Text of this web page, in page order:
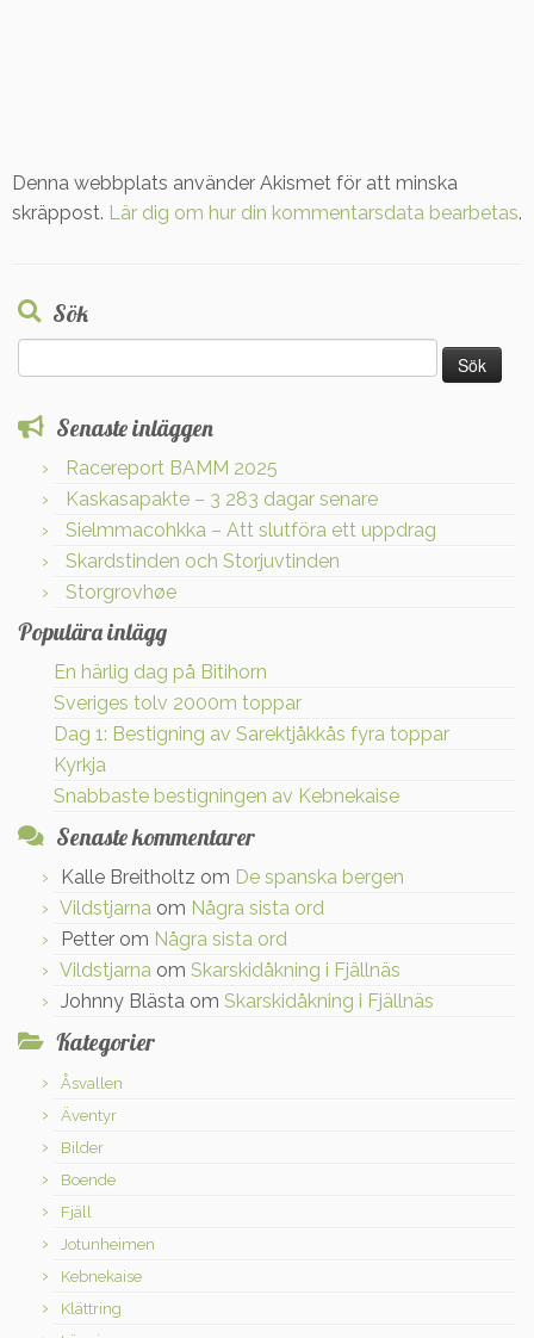
Denna webbplats använder Akismet för att minska
skräppost. Lär dig om hur din kommentarsdata bearbetas.
Sök
efter:
Senaste inläggen
Racereport BAMM 2025
Kaskasapakte – 3 283 dagar senare
Sielmmacohkka – Att slutföra ett uppdrag
Skardstinden och Storjuvtinden
Storgrovhøe
Populära inlägg
En härlig dag på Bitihorn
Sveriges tolv 2000m toppar
Dag 1: Bestigning av Sarektjåkkås fyra toppar
Kyrkja
Snabbaste bestigningen av Kebnekaise
Senaste kommentarer
Kalle Breitholtz om De spanska bergen
Vildstjarna om Några sista ord
Petter om Några sista ord
Vildstjarna om Skarskidåkning i Fjällnäs
Johnny Blästa om Skarskidåkning i Fjällnäs
Kategorier
Åsvallen
Äventyr
Bilder
Boende
Fjäll
Jotunheimen
Kebnekaise
Klättring